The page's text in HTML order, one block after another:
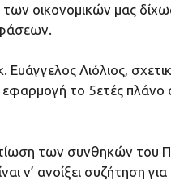
μας
Λιόλιος, σχετικά
το 5ετές
των συνθηκών του
ν’ ανοίξει